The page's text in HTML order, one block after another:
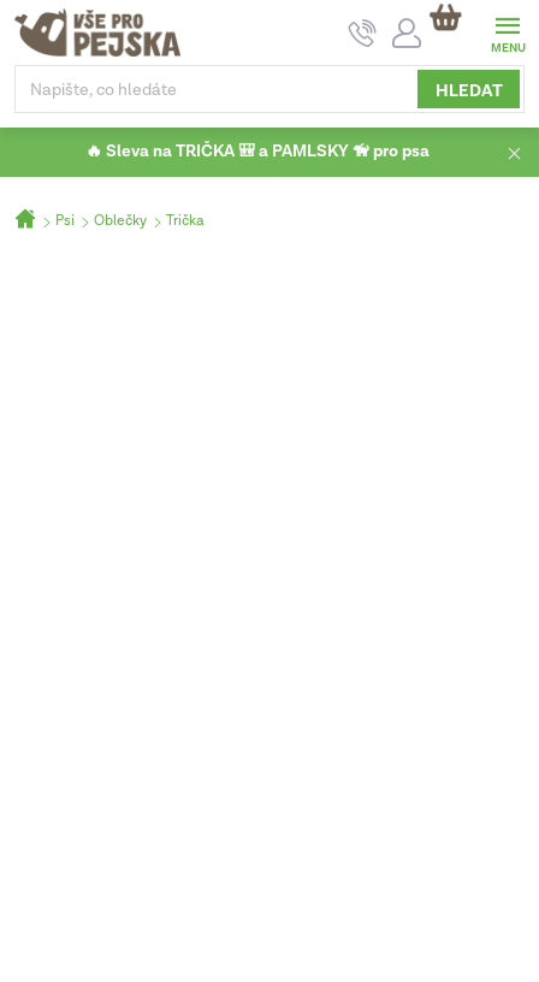
Přejít
obsah
HLEDAT
NÁKUPNÍ
KOŠÍK
🔥 Sleva na TRIČKA 🎒 a PAMLSKY 🦮 pro psa
Domů
Psi Oblečky Trička